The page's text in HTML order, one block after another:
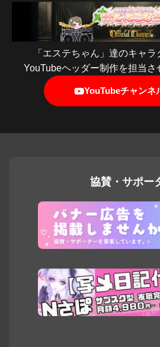
「エステちゃん」達のキャラ
YouTubeヘッダー制作を担当さ
YouTubeチャンネ
協賛・サポー